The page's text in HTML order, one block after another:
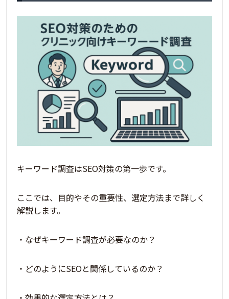
キーワード調査はSEO対策の第一歩です。
ここでは、目的やその重要性、選定方法まで詳しく
解説します。
・なぜキーワード調査が必要なのか？
・どのようにSEOと関係しているのか？